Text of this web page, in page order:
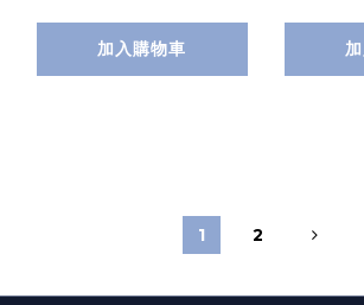
吉他 附原廠琴袋 Air
Blue 拾音器
加入購物車
他 附
1 2